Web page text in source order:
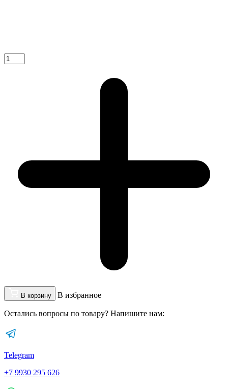
В корзину В избранное
Остались вопросы по товару? Напишите нам:
Telegram
+7 9930 295 626